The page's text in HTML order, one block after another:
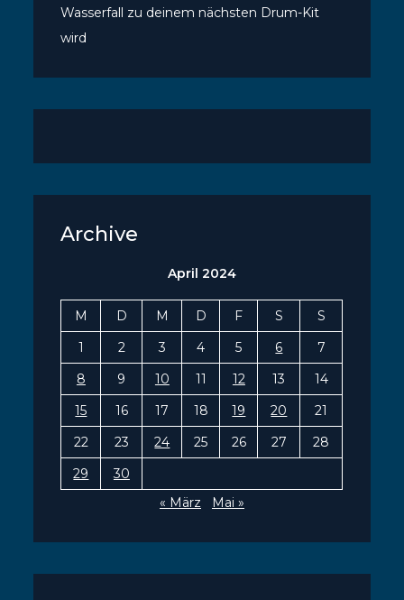
Wasserfall zu deinem nächsten Drum-Kit
wird
Archive
April 2024
M D M D F S
S
1
2 3 4 5 6
7
8
9 10 11 12 13
14
15
16 17 18 19 20
21
22
23 24 25 26 27
28
29
30
« März
Mai »